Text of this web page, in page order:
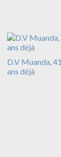
D.V Muanda, 41
ans déjà